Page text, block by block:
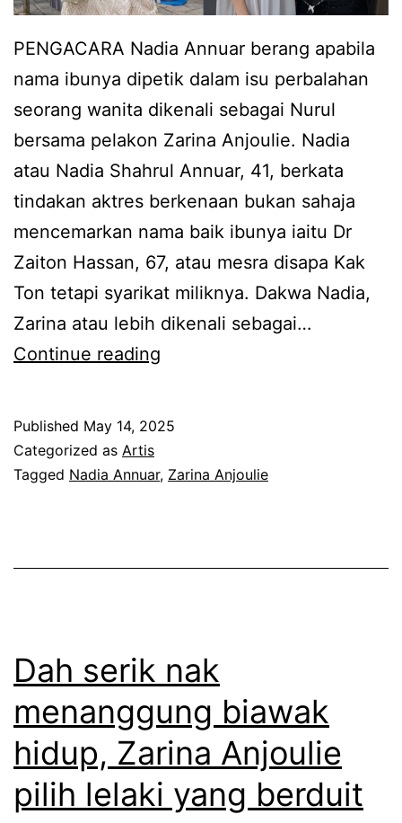
PENGACARA Nadia Annuar berang apabila
nama ibunya dipetik dalam isu perbalahan
seorang wanita dikenali sebagai Nurul
bersama pelakon Zarina Anjoulie. Nadia
atau Nadia Shahrul Annuar, 41, berkata
tindakan aktres berkenaan bukan sahaja
mencemarkan nama baik ibunya iaitu Dr
Zaiton Hassan, 67, atau mesra disapa Kak
Ton tetapi syarikat miliknya. Dakwa Nadia,
Zarina atau lebih dikenali sebagai…
Continue reading
e
r
n
n
a
m
a
b
Published May 14, 2025
Categorized as Artis
Tagged Nadia Annuar, Zarina Anjoulie
Dah serik nak
menanggung biawak
hidup, Zarina Anjoulie
pilih lelaki yang berduit